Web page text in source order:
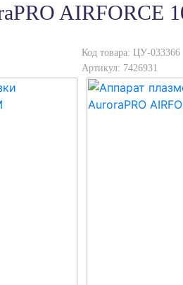
AIRFORCE
Код товара: ЦУ-033366
Артикул: 7426931